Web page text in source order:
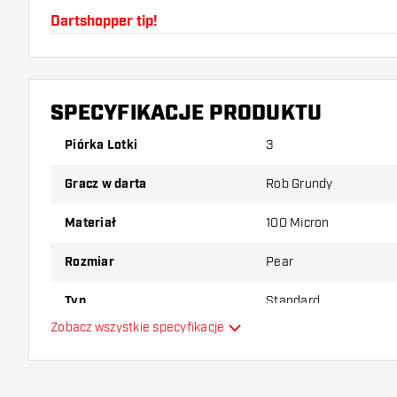
Dartshopper tip!
Upewnij się, że masz pod ręką dużo piórek i
uszkodzone lub złamane w wyniku użytkowania.
który wariant najbardziej Ci odpowiada!
SPECYFIKACJE PRODUKTU
Piórka Lotki 3
Gracz w darta Rob Grundy
Materiał 100 Micron
Rozmiar Pear
Typ Standard
Zobacz wszystkie specyfikacje